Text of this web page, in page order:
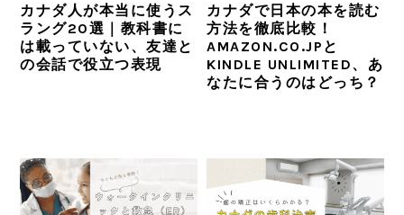
カナダ人が本当に使うス
ラング20選｜教科書に
は載っていない、友達と
の会話で役立つ表現
カナダで日本の本を読む
方法を徹底比較！
AMAZON.CO.JPと
KINDLE UNLIMITED、あ
なたに合うのはどっち？